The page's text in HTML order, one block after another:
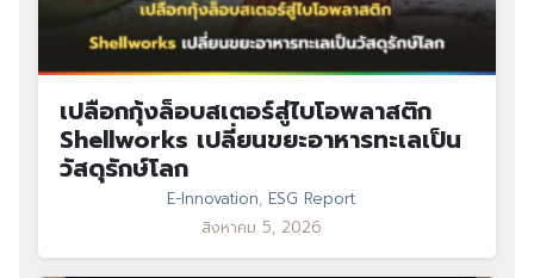
เปลือกกุ้งล็อบสเตอร์สู่ไบโอพลาสติก
Shellworks เปลี่ยนขยะอาหารทะเลเป็น
วัสดุรักษ์โลก
E-Innovation, ESG Report
สิงหาคม 5, 2026